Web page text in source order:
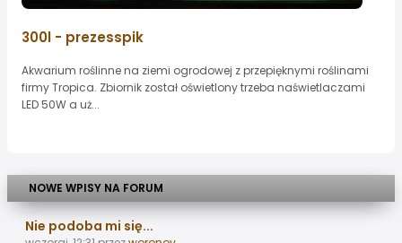
300l - prezesspik
Akwarium roślinne na ziemi ogrodowej z przepięknymi roślinami
firmy Tropica. Zbiornik został oświetlony trzeba naświetlaczami
LED 50W a uż...
NOWE WPISY NA FORUM
Nie podoba mi się...